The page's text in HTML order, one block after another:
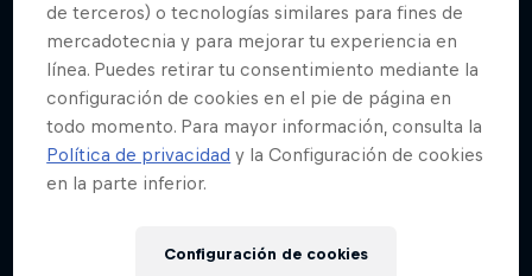
Más contenidos similares
de terceros) o tecnologías similares para fines de
mercadotecnia y para mejorar tu experiencia en
línea. Puedes retirar tu consentimiento mediante la
configuración de cookies en el pie de página en
todo momento. Para mayor información, consulta la
Política de privacidad y la Configuración de cookies
en la parte inferior.
Configuración de cookies